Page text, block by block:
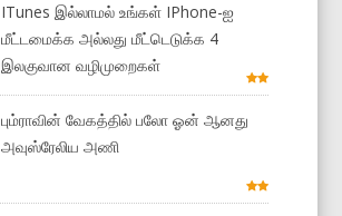
ITunes இல்லாமல் உங்கள் IPhone-ஐ
மீட்டமைக்க அல்லது மீட்டெடுக்க 4
இலகுவான வழிமுறைகள்
பும்ராவின் வேகத்தில் பலோ ஓன் ஆனது
அவுஸ்ரேலிய அணி